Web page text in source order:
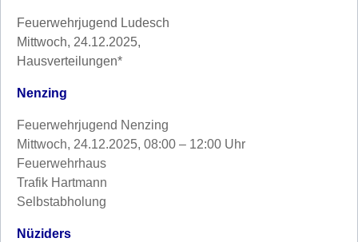
Feuerwehrjugend Ludesch
Mittwoch, 24.12.2025,
Hausverteilungen*
Nenzing
Feuerwehrjugend Nenzing
Mittwoch, 24.12.2025, 08:00 – 12:00 Uhr
Feuerwehrhaus
Trafik Hartmann
Selbstabholung
Nüziders